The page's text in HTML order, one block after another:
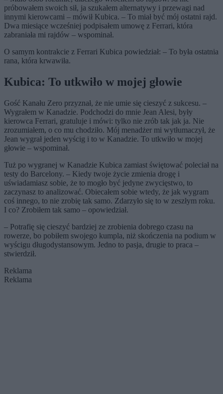
próbowałem swoich sił, ja szukałem alternatywy i przewagi nad
innymi kierowcami – mówił Kubica. – To miał być mój ostatni rajd.
Dwa miesiące wcześniej podpisałem umowę z Ferrari, która
zabraniała mi rajdów – wspominał.
O samym kontrakcie z Ferrari Kubica powiedział: – To była ostatnia
rana, która krwawiła.
Kubica: To utkwiło w mojej głowie
Gość Kanału Zero przyznał, że nie umie się cieszyć z sukcesu. –
Wygrałem w Kanadzie. Podchodzi do mnie Jean Alesi, były
kierowca Ferrari, gratuluje i mówi: tylko nie zrób tak jak ja. Nie
zrozumiałem, o co mu chodziło. Mój menadżer mi wytłumaczył, że
Jean wygrał jeden wyścig i to w Kanadzie. To utkwiło w mojej
głowie – wspominał.
Tuż po wygranej w Kanadzie Kubica zamiast świętować poleciał na
testy do Barcelony. – Kiedy twoje życie zmienia drogę i
uświadamiasz sobie, że to mogło być jedyne zwycięstwo, to
zaczynasz to analizować. Obiecałem sobie wtedy, że jak wygram
coś innego, to nie zrobię tak samo. Zdarzyło się to w zeszłym roku.
I co? Zrobiłem tak samo – opowiedział.
– Potrafię się cieszyć bardziej ze zrobienia dobrego czasu na
rowerze, bo pobiłem swojego kumpla, niż skończenia na podium w
wyścigu długodystansowym. Jedno to pasja, drugie to praca –
stwierdził.
Reklama
Reklama